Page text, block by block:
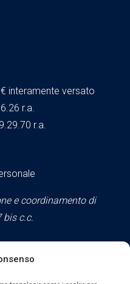
€ interamente versato
r.a.
r.a.
e coordinamento di
bis c.c.